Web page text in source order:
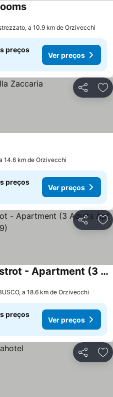
Ver preços
a 10.9 km de Orzivecchi
preços
Ver preços
Partilhar
14.6 km de Orzivecchi
preços
Ver preços
Partilhar
Hill Colle - Camere & Bistrot - Apartment (3 Adults Apt 29)
a 18.6 km de Orzivecchi
preços
Ver preços
Partilhar